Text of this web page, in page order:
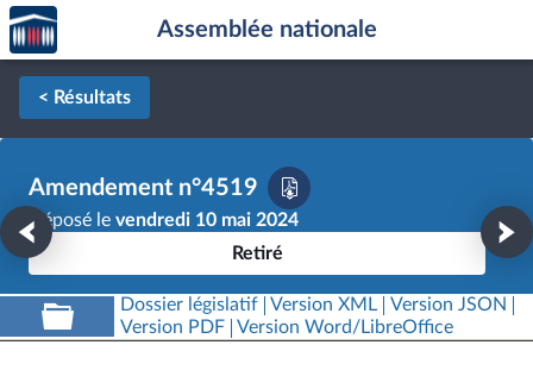
Aller au contenu
Aller en bas de la page
Accèder
à la
page
d'accueil
Assemblée nationale
< Résultats
Amendement n°4519
Déposé le vendredi 10 mai 2024
Retiré
Dossier législatif Version XML
Version JSON
Version PDF
Version Word/LibreOffice